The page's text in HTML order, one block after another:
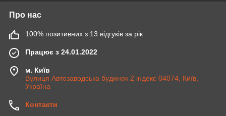
Про нас
100% позитивних з 13 відгуків за рік
Працює з 24.01.2022
м. Київ
Вулиця Автозаводська будинок 2 індекс 04074, Київ,
Україна
Контакти